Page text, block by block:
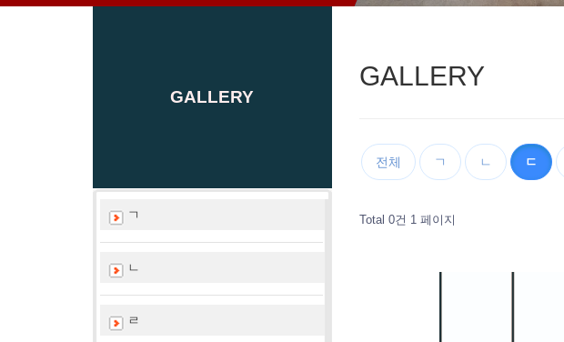
GALLERY
ㄱ
ㄴ
ㄹ
GALLERY
전체 ㄱ ㄴ ㄷ
Total 0건 1 페이지